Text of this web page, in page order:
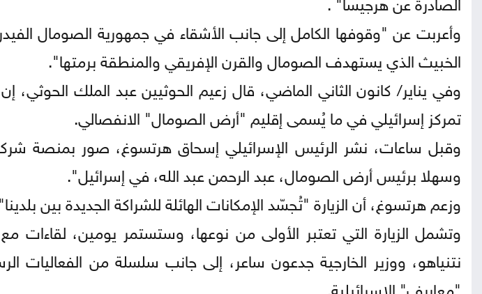
وأعربت عن "وقوفها الكامل إلى جانب الأشقاء في جمهورية الصومال
الخبيث الذي يستهدف الصومال والقرن الإفريقي والمنطقة برمتها".
وفي يناير/ كانون الثاني الماضي، قال زعيم الحوثيين عبد الملك
تمركز إسرائيلي في ما يُسمى إقليم "أرض الصومال" الانفصالي.
وقبل ساعات، نشر الرئيس الإسرائيلي إسحاق هرتسوغ، صور بمنصة
وسهلا برئيس أرض الصومال، عبد الرحمن عبد الله، في إسرائيل".
وزعم هرتسوغ، أن الزيارة "تُجسّد الإمكانات الهائلة للشراكة الجديدة بين
وتشمل الزيارة التي تعتبر الأولى من نوعها، وستستمر يومين، لقاءات
نتنياهو، ووزير الخارجية جدعون ساعر، إلى جانب سلسلة من الفعاليات
"معاريف" الإسرائيلية.